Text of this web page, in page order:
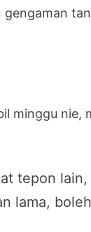
minggu nie,
tepon
lama,